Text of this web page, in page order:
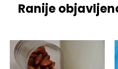
Ranije